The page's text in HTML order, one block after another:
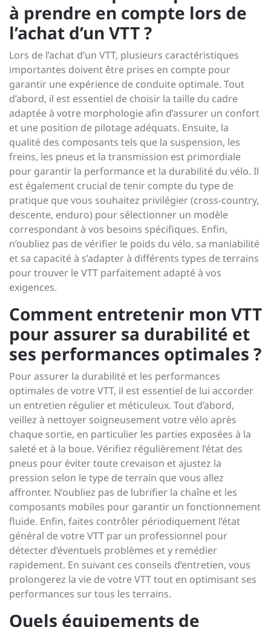
à prendre en compte lors de
l’achat d’un VTT ?
Lors de l’achat d’un VTT, plusieurs caractéristiques
importantes doivent être prises en compte pour
garantir une expérience de conduite optimale. Tout
d’abord, il est essentiel de choisir la taille du cadre
adaptée à votre morphologie afin d’assurer un confort
et une position de pilotage adéquats. Ensuite, la
qualité des composants tels que la suspension, les
freins, les pneus et la transmission est primordiale
pour garantir la performance et la durabilité du vélo. Il
est également crucial de tenir compte du type de
pratique que vous souhaitez privilégier (cross-country,
descente, enduro) pour sélectionner un modèle
correspondant à vos besoins spécifiques. Enfin,
n’oubliez pas de vérifier le poids du vélo, sa maniabilité
et sa capacité à s’adapter à différents types de terrains
pour trouver le VTT parfaitement adapté à vos
exigences.
Comment entretenir mon VTT
pour assurer sa durabilité et
ses performances optimales ?
Pour assurer la durabilité et les performances
optimales de votre VTT, il est essentiel de lui accorder
un entretien régulier et méticuleux. Tout d’abord,
veillez à nettoyer soigneusement votre vélo après
chaque sortie, en particulier les parties exposées à la
saleté et à la boue. Vérifiez régulièrement l’état des
pneus pour éviter toute crevaison et ajustez la
pression selon le type de terrain que vous allez
affronter. N’oubliez pas de lubrifier la chaîne et les
composants mobiles pour garantir un fonctionnement
fluide. Enfin, faites contrôler périodiquement l’état
général de votre VTT par un professionnel pour
détecter d’éventuels problèmes et y remédier
rapidement. En suivant ces conseils d’entretien, vous
prolongerez la vie de votre VTT tout en optimisant ses
performances sur tous les terrains.
Quels équipements de